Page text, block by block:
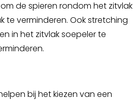
de spieren rondom het zitvlak
te verminderen. Ook stretching
in het zitvlak soepeler te
bij het kiezen van een